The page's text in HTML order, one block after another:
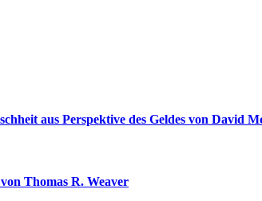
aus Perspektive des Geldes von David
Thomas R. Weaver